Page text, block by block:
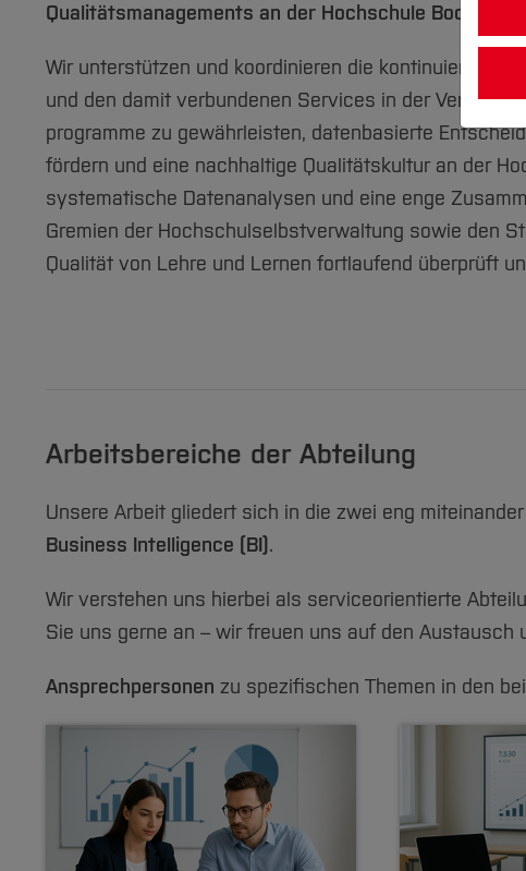
Qualitätsmanagements an der Hochschule Bochum.
Wir unterstützen und koordinieren die kontinuierliche
und den damit verbundenen Services in der
programme zu gewährleisten, datenbasierte
fördern und eine nachhaltige Qualitätskultur an der
systematische Datenanalysen und eine enge
Gremien der Hochschulselbstverwaltung sowie den
Qualität von Lehre und Lernen fortlaufend überprüft
Arbeitsbereiche der Abteilung
Unsere Arbeit gliedert sich in die zwei eng
Business Intelligence (BI).
Wir verstehen uns hierbei als serviceorientierte
Sie uns gerne an – wir freuen uns auf den
Ansprechpersonen zu spezifischen Themen in den